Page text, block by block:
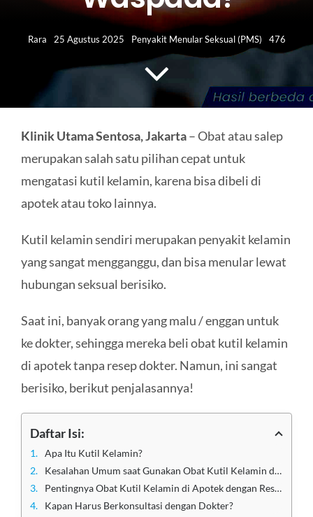
Rara 25 Agustus 2025 Penyakit Menular Seksual (PMS) 476
Klinik Utama Sentosa, Jakarta– Obat atau salep
merupakan salah satu pilihan cepat untuk
mengatasi kutil kelamin, karena bisa dibeli di
apotek atau toko lainnya.
Kutil kelamin sendiri merupakan penyakit kelamin
yang sangat mengganggu, dan bisa menular lewat
hubungan seksual berisiko.
Saat ini, banyak orang yang malu / enggan untuk
ke dokter, sehingga mereka beli obat kutil kelamin
di apotek tanpa resep dokter. Namun, ini sangat
berisiko, berikut penjalasannya!
Daftar Isi:
Apa Itu Kutil Kelamin?
Kesalahan Umum saat Gunakan Obat Kutil Kelamin di Apotek
Pentingnya Obat Kutil Kelamin di Apotek dengan Resep Dokter
Kapan Harus Berkonsultasi dengan Dokter?